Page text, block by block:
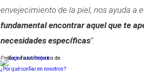
envejecimiento de la piel, nos ayuda a
fundamental encontrar aquel que te
necesidades específicas”.
Conforme a los criterios de
¿Por qué confiar en nosotros?